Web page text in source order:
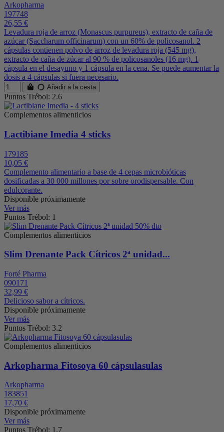
Arkopharma
197748
26,55 €
Levadura roja de arroz (Monascus purpureus), extracto de caña de
azúcar (Saccharum officinarum) con un 60% de policosanol. 2
cápsulas contienen polvo de arroz de levadura roja (545 mg),
extracto de caña de zúcar al 90 % de policosanoles (16 mg). 1
cápsula en el desayuno y 1 cápsula en la cena. Se puede aumentar la
dosis a 4 cápsulas si fuera necesario.
Añadir a la cesta
Puntos Trébol: 2.6
Complementos alimenticios
Lactibiane Imedia 4 sticks
179185
10,05 €
Complemento alimentario a base de 4 cepas microbióticas
dosificadas a 30 000 millones por sobre orodispersable. Con
edulcorante.
Disponible próximamente
Ver más
Puntos Trébol: 1
Complementos alimenticios
Slim Drenante Pack Cítricos 2ª unidad...
Forté Pharma
090171
32,99 €
Delicioso sabor a cítricos.
Disponible próximamente
Ver más
Puntos Trébol: 3.2
Complementos alimenticios
Arkopharma Fitosoya 60 cápsulasulas
Arkopharma
183851
17,70 €
Disponible próximamente
Ver más
Puntos Trébol: 1.7